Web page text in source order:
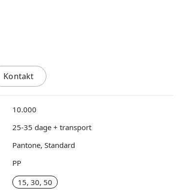
Kontakt
10.000
25-35 dage + transport
Pantone, Standard
PP
15, 30, 50